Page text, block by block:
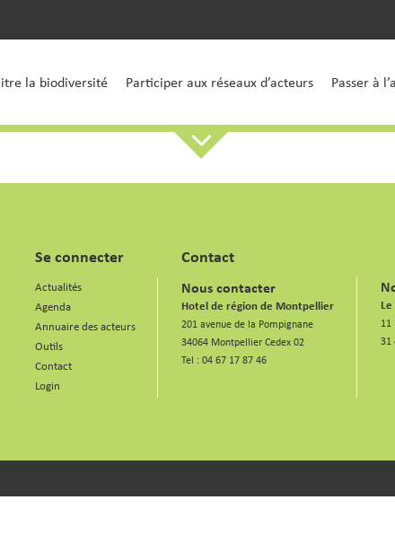
la biodiversité Participer aux réseaux d’acteurs Passer à
Se connecter
Actualités
Agenda
Annuaire des acteurs
Outils
Contact
Login
Contact
Nous contacter
Hotel de région de Montpellier
201 avenue de la Pompignane
34064 Montpellier Cedex 02
Tel :04 67 17 87 46
11
31